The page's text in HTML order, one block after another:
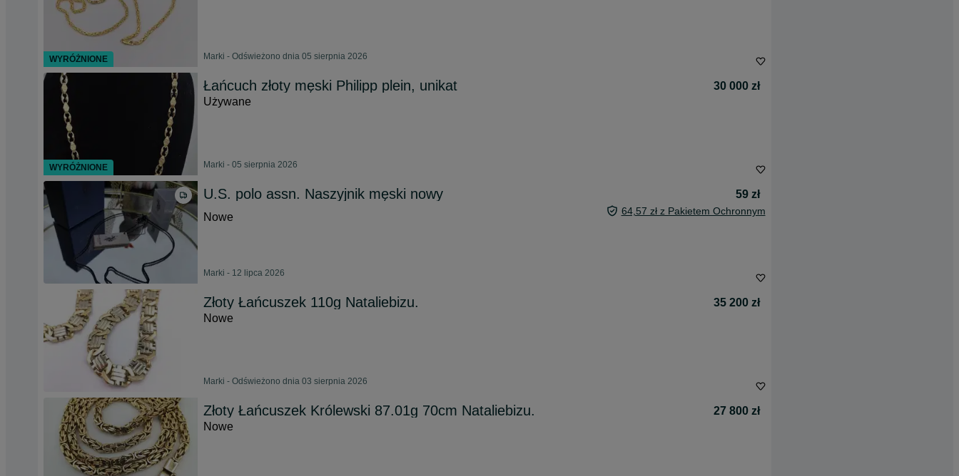
Marki - Odświeżono dnia 05 sierpnia 2026
Łańcuch złoty męski Philipp plein, unikat
30 000 zł
Używane
Marki - 05 sierpnia 2026
U.S. polo assn. Naszyjnik męski nowy
59 zł
Nowe
64,57 zł z Pakietem Ochronnym
Marki - 12 lipca 2026
Złoty Łańcuszek 110g Nataliebizu.
35 200 zł
Nowe
Marki - Odświeżono dnia 03 sierpnia 2026
Złoty Łańcuszek Królewski 87.01g 70cm Nataliebizu.
27 800 zł
Nowe
WYRÓŻNIONE
WYRÓŻNIONE